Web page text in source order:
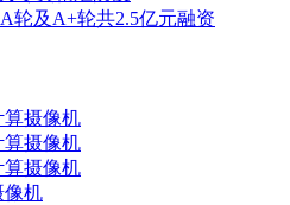
轮及A+轮共2.5亿元融资
算摄像机
算摄像机
算摄像机
像机